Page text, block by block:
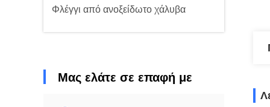
Φλέγγι από ανοξείδωτο χάλυβα
Μας ελάτε σε επαφή με